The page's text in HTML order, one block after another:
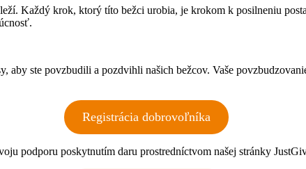
Každý krok, ktorý títo bežci urobia, je krokom k posilneniu
aby ste povzbudili a pozdvihli našich bežcov. Vaše
Registrácia dobrovoľníka
podporu poskytnutím daru prostredníctvom našej stránky